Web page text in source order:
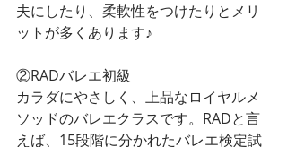
夫にしたり、柔軟性をつけたりとメリ
ットが多くあります♪
②RADバレエ初級
カラダにやさしく、上品なロイヤルメ
ソッドのバレエクラスです。RADと言
えば、15段階に分かれたバレエ検定試